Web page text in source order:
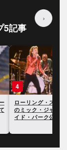
5記事
›
5
ミック・ジャガー
ンプが勝利宣言の
に”無情の世界”を